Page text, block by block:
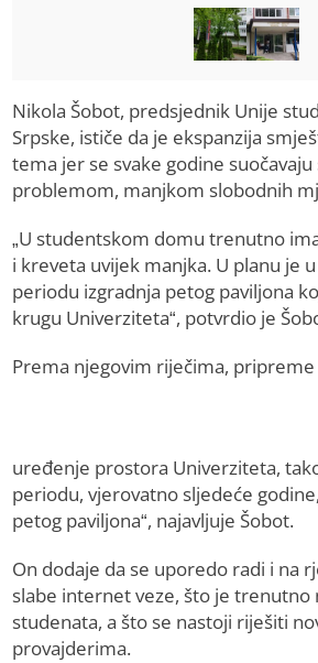
Nikola Šobot, predsjednik Unije
Srpske, ističe da je ekspanzija
tema jer se svake godine suočavaju
problemom, manjkom slobodnih
„U studentskom domu trenutno
i kreveta uvijek manjka. U planu je
periodu izgradnja petog paviljona
krugu Univerziteta“, potvrdio je
Prema njegovim riječima, pripreme
uređenje prostora Univerziteta,
periodu, vjerovatno sljedeće
petog paviljona“, najavljuje Šobot.
On dodaje da se uporedo radi i na
slabe internet veze, što je trenutno
studenata, a što se nastoji riješiti
provajderima.